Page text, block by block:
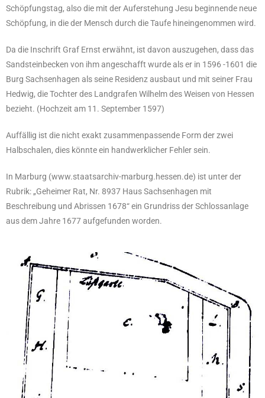
Schöpfungstag, also die mit der Auferstehung Jesu beginnende neue
Schöpfung, in die der Mensch durch die Taufe hineingenommen wird.
Da die Inschrift Graf Ernst erwähnt, ist davon auszugehen, dass das
Sandsteinbecken von ihm angeschafft wurde als er in 1596 -1601 die
Burg Sachsenhagen als seine Residenz ausbaut und mit seiner Frau
Hedwig, die Tochter des Landgrafen Wilhelm des Weisen von Hessen
bezieht. (Hochzeit am 11. September 1597)
Auffällig ist die nicht exakt zusammenpassende Form der zwei
Halbschalen, dies könnte ein handwerklicher Fehler sein.
In Marburg (www.staatsarchiv-marburg.hessen.de) ist unter der
Rubrik: „Geheimer Rat, Nr. 8937 Haus Sachsenhagen mit
Beschreibung und Abrissen 1678“ ein Grundriss der Schlossanlage
aus dem Jahre 1677 aufgefunden worden.